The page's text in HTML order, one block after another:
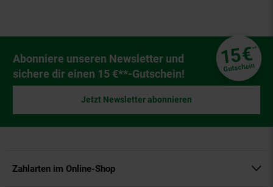
Newsletter Anmeldung
Abonniere unseren Newsletter und
sichere dir einen 15 €**-Gutschein!
15€**
Gutschein
Jetzt Newsletter abonnieren
Zahlarten im Online-Shop